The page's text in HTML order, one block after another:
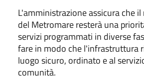
L'amministrazione assicura che
del Metromare resterà una
servizi programmati in diverse
fare in modo che l'infrastruttura
luogo sicuro, ordinato e al
comunità.